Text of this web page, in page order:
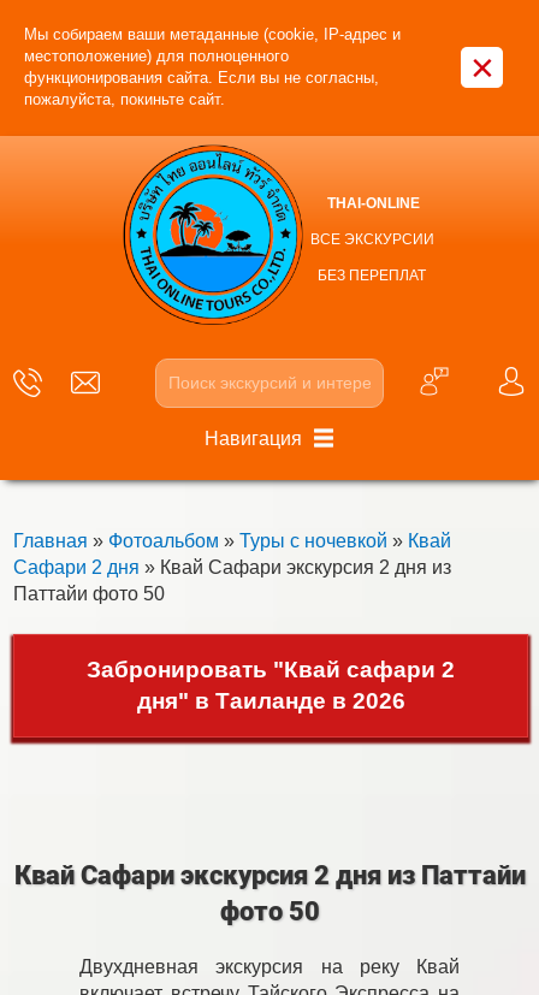
Мы собираем ваши метаданные (cookie, IP-адрес и
местоположение) для полноценного
функционирования сайта. Если вы не согласны,
пожалуйста, покиньте сайт.
×
THAI-ONLINE
ВСЕ ЭКСКУРСИИ
БЕЗ ПЕРЕПЛАТ
Навигация
Главная » Фотоальбом » Туры с ночевкой » Квай
Сафари 2 дня » Квай Сафари экскурсия 2 дня из
Паттайи фото 50
Забронировать "Квай сафари 2
дня" в Таиланде в 2026
Квай Сафари экскурсия 2 дня из Паттайи
фото 50
Двухдневная экскурсия на реку Квай